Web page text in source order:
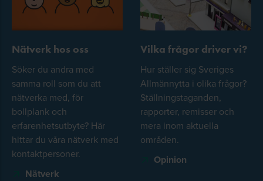
Nätverk hos oss
Söker du andra med
samma roll som du att
nätverka med, för
bollplank och
erfarenhetsutbyte? Här
hittar du våra nätverk med
kontaktpersoner.
Nätverk
Vilka frågor driver vi?
Hur ställer sig Sveriges
Allmännytta i olika frågor?
Ställningstaganden,
rapporter, remisser och
mera inom aktuella
områden.
Opinion